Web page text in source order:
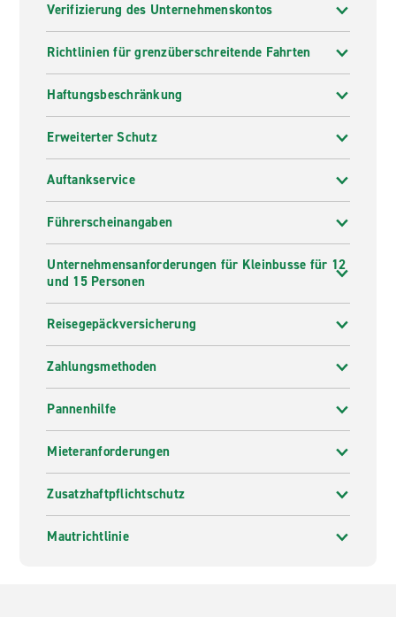
Verifizierung des Unternehmenskontos
Richtlinien für grenzüberschreitende Fahrten
Haftungsbeschränkung
Erweiterter Schutz
Auftankservice
Führerscheinangaben
Unternehmensanforderungen für Kleinbusse für 12
und 15 Personen
Reisegepäckversicherung
Zahlungsmethoden
Pannenhilfe
Mieteranforderungen
Zusatzhaftpflichtschutz
Mautrichtlinie